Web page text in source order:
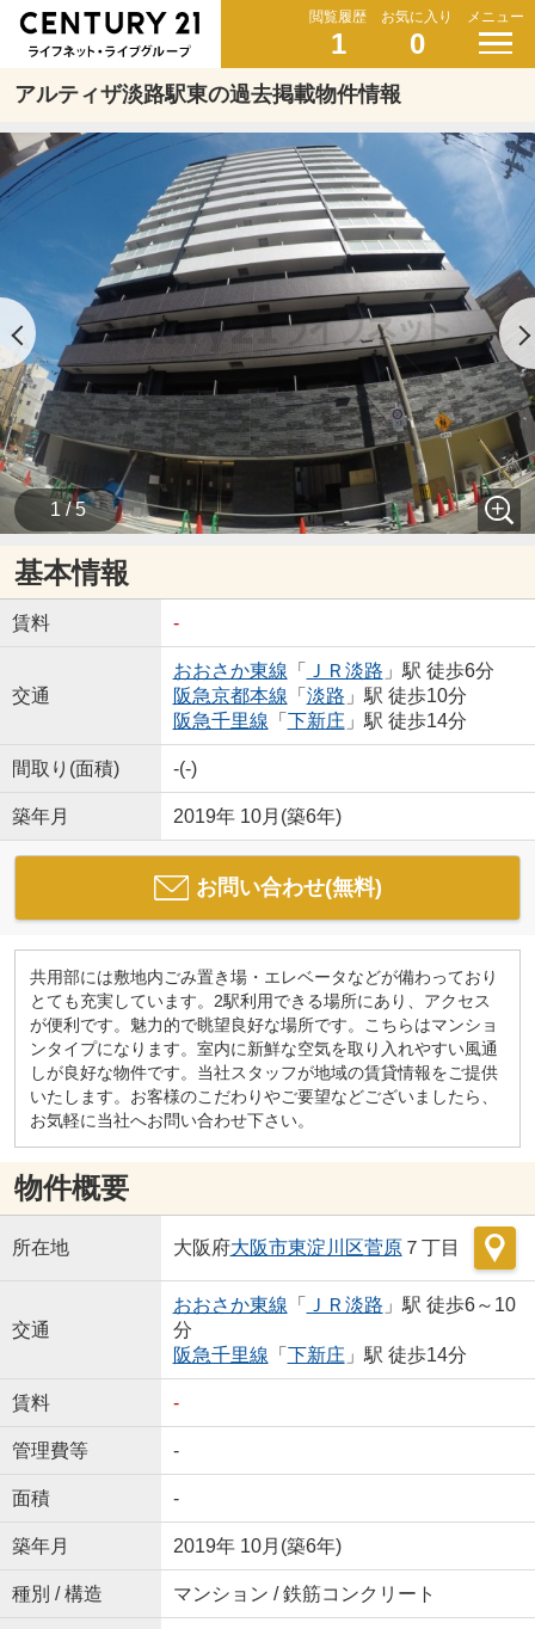
閲覧履歴
1
お気に入り
0
メニュー
アルティザ淡路駅東の過去掲載物件情報
1 / 5
基本情報
賃料 -
交通
おおさか東線 「 ＪＲ淡路 」駅 徒歩6分
阪急京都本線 「 淡路 」駅 徒歩10分
阪急千里線 「 下新庄 」駅 徒歩14分
間取り(面積) -(-)
築年月 2019年 10月(築6年)
お問い合わせ(無料)
共用部には敷地内ごみ置き場・エレベータなどが備わっており
とても充実しています。2駅利用できる場所にあり、アクセス
が便利です。魅力的で眺望良好な場所です。こちらはマンショ
ンタイプになります。室内に新鮮な空気を取り入れやすい風通
しが良好な物件です。当社スタッフが地域の賃貸情報をご提供
いたします。お客様のこだわりやご要望などございましたら、
お気軽に当社へお問い合わせ下さい。
物件概要
所在地 大阪府大阪市東淀川区菅原７丁目
交通
おおさか東線 「 ＪＲ淡路 」駅 徒歩6～10
分
阪急千里線 「 下新庄 」駅 徒歩14分
賃料 -
管理費等 -
面積 -
築年月 2019年 10月(築6年)
種別 / 構造 マンション / 鉄筋コンクリート